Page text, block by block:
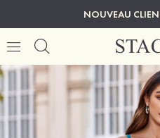
NOUVEAU